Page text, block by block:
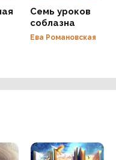
Семь уроков
соблазна
Ева Романовская